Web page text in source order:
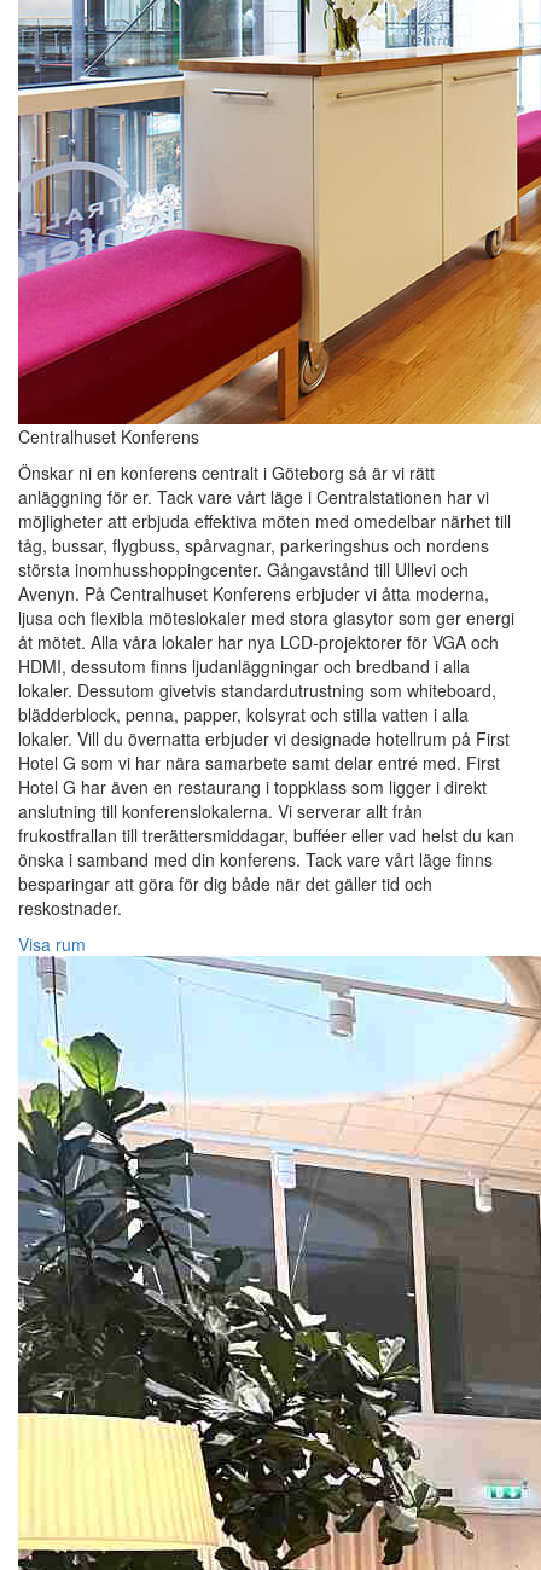
Centralhuset Konferens
Önskar ni en konferens centralt i Göteborg så är vi rätt
anläggning för er. Tack vare vårt läge i Centralstationen har vi
möjligheter att erbjuda effektiva möten med omedelbar närhet till
tåg, bussar, flygbuss, spårvagnar, parkeringshus och nordens
största inomhusshoppingcenter. Gångavstånd till Ullevi och
Avenyn. På Centralhuset Konferens erbjuder vi åtta moderna,
ljusa och flexibla möteslokaler med stora glasytor som ger energi
åt mötet. Alla våra lokaler har nya LCD-projektorer för VGA och
HDMI, dessutom finns ljudanläggningar och bredband i alla
lokaler. Dessutom givetvis standardutrustning som whiteboard,
blädderblock, penna, papper, kolsyrat och stilla vatten i alla
lokaler. Vill du övernatta erbjuder vi designade hotellrum på First
Hotel G som vi har nära samarbete samt delar entré med. First
Hotel G har även en restaurang i toppklass som ligger i direkt
anslutning till konferenslokalerna. Vi serverar allt från
frukostfrallan till trerättersmiddagar, bufféer eller vad helst du kan
önska i samband med din konferens. Tack vare vårt läge finns
besparingar att göra för dig både när det gäller tid och
reskostnader.
Visa rum